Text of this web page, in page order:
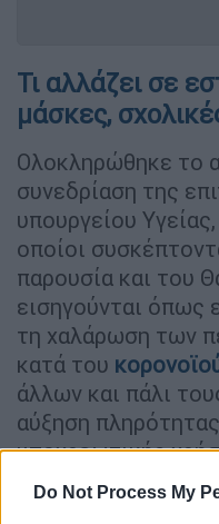
Do Not Process My
Τι αλλάζει σε
μάσκες,
Ολοκληρώθηκε το
συνεδρίαση της
υπουργείου
οποίοι
παρουσία και του
εισηγούνται όπως
τη χαλάρωση των
κατά του
άλλων και πάλι
αύξηση
υποχρεωτικής
εξωτερικούς
σχολικών